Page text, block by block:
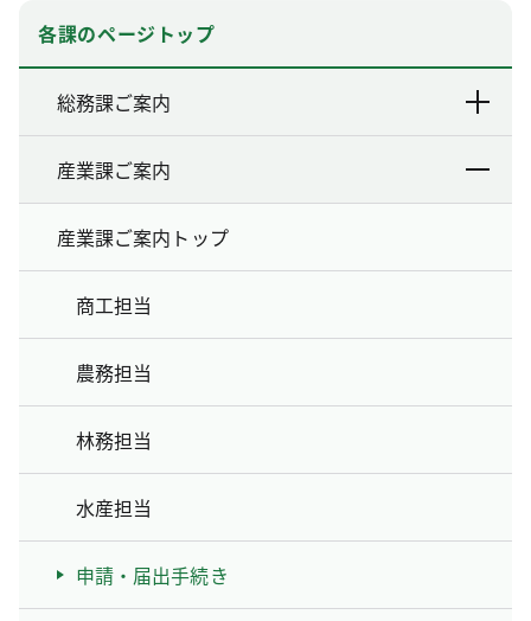
各課のページトップ
総務課ご案内
産業課ご案内
産業課ご案内トップ
商工担当
農務担当
林務担当
水産担当
申請・届出手続き